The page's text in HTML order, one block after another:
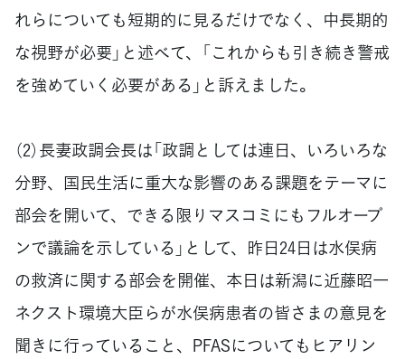
れらについても短期的に見るだけでなく、中長期的
な視野が必要」と述べて、「これからも引き続き警戒
を強めていく必要がある」と訴えました。
（2）長妻政調会長は「政調としては連日、いろいろな
分野、国民生活に重大な影響のある課題をテーマに
部会を開いて、できる限りマスコミにもフルオープ
ンで議論を示している」として、昨日24日は水俣病
の救済に関する部会を開催、本日は新潟に近藤昭一
ネクスト環境大臣らが水俣病患者の皆さまの意見を
聞きに行っていること、PFASについてもヒアリン